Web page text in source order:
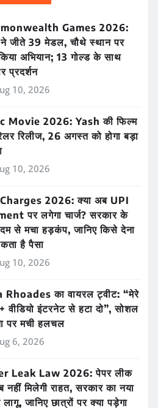
Games 2026:
ने जीते 39 मेडल, चौथे स्थान पर
अभियान; 13 गोल्ड के साथ
प्रदर्शन
10, 2026
Movie 2026: Yash की फिल्म
रिलीज, 26 अगस्त को होगा बड़ा
10, 2026
2026: क्या अब UPI
पर लगेगा चार्ज? सरकार के
से मचा हड़कंप, जानिए किसे देना
है पैसा
10, 2026
Rhoades का वायरल ट्वीट: “मेरे
वीडियो इंटरनेट से हटा दो”, सोशल
पर मची हलचल
6, 2026
Leak Law 2026: पेपर लीक
नहीं मिलेगी राहत, सरकार का नया
जानिए छात्रों पर क्या पड़ेगा